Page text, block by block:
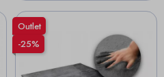
Outlet
-25%